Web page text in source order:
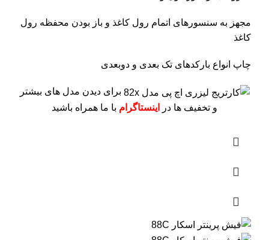
مجهز به سنسورهای اتمام رول کاغذ و باز بودن محفظه رول
کاغذ
چاپ انواع بارکدهای تک بعدی و دوبعدی
برای دیدن مدل های بیشتر
و تخفیف ها در
اینستاگرام با ما همراه باشید